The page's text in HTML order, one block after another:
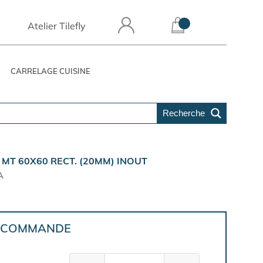
Atelier Tilefly
CARRELAGE CUISINE
Recherche
60X60 RECT. (20MM) INOUT